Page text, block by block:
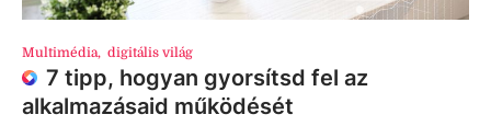
Multimédia, digitális világ
7 tipp, hogyan gyorsítsd fel az
alkalmazásaid működését